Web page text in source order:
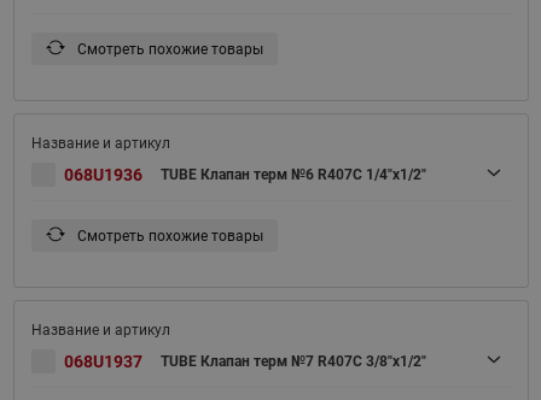
Смотреть похожие товары
068U1936 TUBE Клапан терм №6 R407C 1/4"x1/2"
Смотреть похожие товары
068U1937 TUBE Клапан терм №7 R407C 3/8"x1/2"